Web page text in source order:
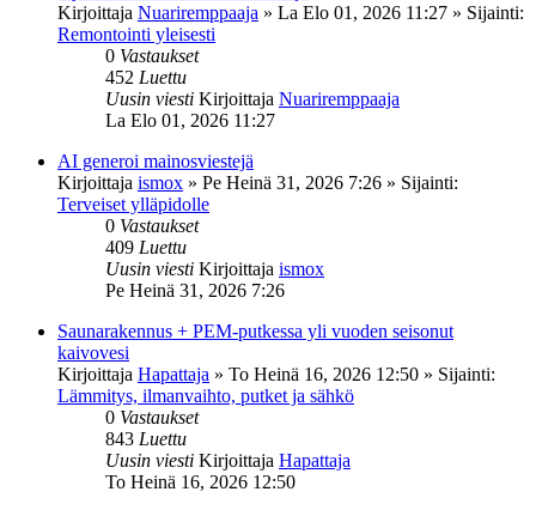
Kirjoittaja Nuariremppaaja » La Elo 01, 2026 11:27 » Sijainti:
Remontointi yleisesti
0 Vastaukset
452 Luettu
Uusin viesti Kirjoittaja Nuariremppaaja
La Elo 01, 2026 11:27
AI generoi mainosviestejä
Kirjoittaja ismox » Pe Heinä 31, 2026 7:26 » Sijainti:
Terveiset ylläpidolle
0 Vastaukset
409 Luettu
Uusin viesti Kirjoittaja ismox
Pe Heinä 31, 2026 7:26
Saunarakennus + PEM-putkessa yli vuoden seisonut
kaivovesi
Kirjoittaja Hapattaja » To Heinä 16, 2026 12:50 » Sijainti:
Lämmitys, ilmanvaihto, putket ja sähkö
0 Vastaukset
843 Luettu
Uusin viesti Kirjoittaja Hapattaja
To Heinä 16, 2026 12:50